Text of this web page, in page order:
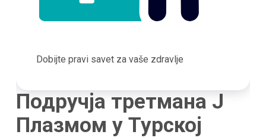
Dobijte pravi savet za vaše zdravlje
Подручја третмана J
Плазмом у Турској